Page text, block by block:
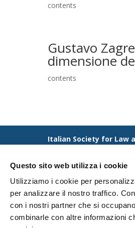
Questo sito web utilizza i cookie
Utilizziamo i cookie per
per analizzare il nostro traffico.
con i nostri partner che si
combinarle con altre informazioni
contents
Gustavo
dimensione
contents
Italian Society for Law
Via Matteotti, 1 —